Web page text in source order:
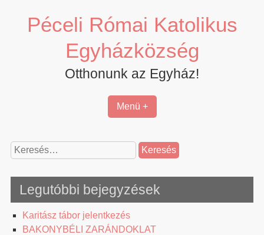
contentPéceli Római Katolikus
Egyházközség
Otthonunk az Egyház!
Menü +
Keresés:
Legutóbbi bejegyzések
Karitász tábor jelentkezés
BAKONYBÉLI ZARÁNDOKLAT